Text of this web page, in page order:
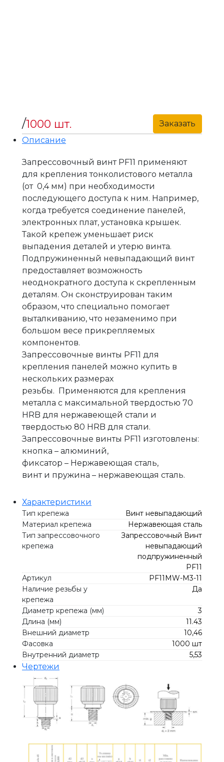
/1000 шт.
Заказать
Описание
Запрессовочный винт PF11 применяют
для крепления тонколистового металла
(от 0,4 мм) при необходимости
последующего доступа к ним. Например,
когда требуется соединение панелей,
электронных плат, установка крышек.
Такой крепеж уменьшает риск
выпадения деталей и утерю винта.
Подпружиненный невыпадающий винт
предоставляет возможность
неоднократного доступа к скрепленным
деталям. Он сконструирован таким
образом, что специально помогает
выталкиванию, что незаменимо при
большом весе прикрепляемых
компонентов.
Запрессовочные винты PF11 для
крепления панелей можно купить в
нескольких размерах
резьбы. Применяются для крепления
металла с максимальной твердостью 70
HRB для нержавеющей стали и
твердостью 80 HRB для стали.
Запрессовочные винты PF11 изготовлены:
кнопка – алюминий,
фиксатор – Нержавеющая сталь,
винт и пружина – нержавеющая сталь.
Характеристики
Тип крепежа
Винт невыпадающий
Материал крепежа
Нержавеющая сталь
Тип запрессовочного
крепежа
Запрессовочный Винт
невыпадающий
подпружиненный
PF11
Артикул
PF11MW-M3-11
Наличие резьбы у
крепежа
Да
Диаметр крепежа (мм)
3
Длина (мм)
11.43
Внешний диаметр
10,46
Фасовка
1000 шт
Внутренний диаметр
5,53
Чертежи